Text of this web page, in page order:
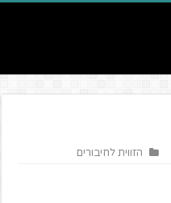
הזווית לחיבורים